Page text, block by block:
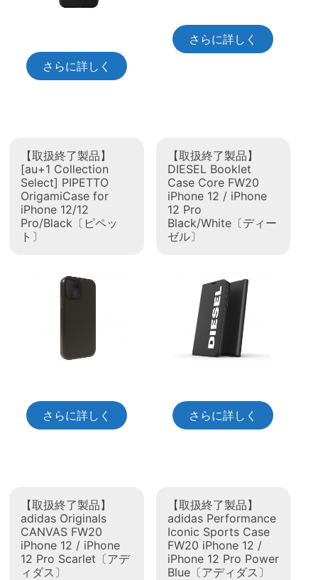
さらに詳しく
さらに詳しく
【取扱終了製品】
[au+1 Collection
Select] PIPETTO
OrigamiCase for
iPhone 12/12
Pro/Black〔ピペッ
ト〕
さらに詳しく
【取扱終了製品】
DIESEL Booklet
Case Core FW20
iPhone 12 / iPhone
12 Pro
Black/White〔ディー
ゼル〕
さらに詳しく
【取扱終了製品】
adidas Originals
CANVAS FW20
iPhone 12 / iPhone
12 Pro Scarlet〔アデ
ィダス〕
【取扱終了製品】
adidas Performance
Iconic Sports Case
FW20 iPhone 12 /
iPhone 12 Pro Power
Blue〔アディダス〕